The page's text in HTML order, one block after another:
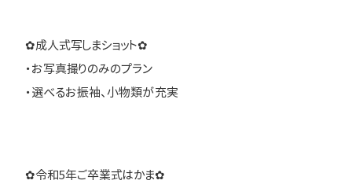
✿成人式写しまショット✿
・お写真撮りのみのプラン
・選べるお振袖、小物類が充実
✿令和5年ご卒業式はかま✿